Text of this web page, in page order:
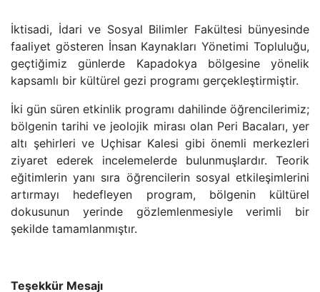
İktisadi, İdari ve Sosyal Bilimler Fakültesi bünyesinde
faaliyet gösteren İnsan Kaynakları Yönetimi Topluluğu,
geçtiğimiz günlerde Kapadokya bölgesine yönelik
kapsamlı bir kültürel gezi programı gerçekleştirmiştir.
İki gün süren etkinlik programı dahilinde öğrencilerimiz;
bölgenin tarihi ve jeolojik mirası olan Peri Bacaları, yer
altı şehirleri ve Uçhisar Kalesi gibi önemli merkezleri
ziyaret ederek incelemelerde bulunmuşlardır. Teorik
eğitimlerin yanı sıra öğrencilerin sosyal etkileşimlerini
artırmayı hedefleyen program, bölgenin kültürel
dokusunun yerinde gözlemlenmesiyle verimli bir
şekilde tamamlanmıştır.
Teşekkür Mesajı